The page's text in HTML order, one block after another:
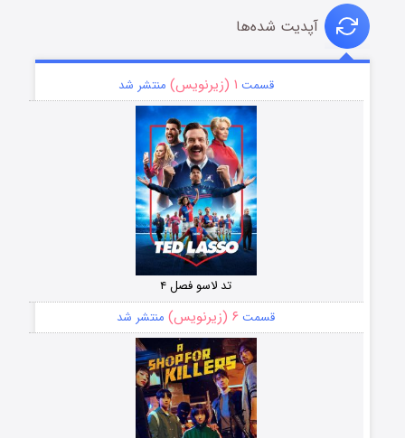
آپدیت شده‌ها
قسمت ۱ (زیرنویس) منتشر شد
تد لاسو فصل ۴
قسمت ۶ (زیرنویس) منتشر شد